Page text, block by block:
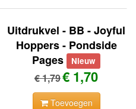
Uitdrukvel - BB - Joyful
Hoppers - Pondside
Pages
Nieuw
€ 1,79€ 1,70
Toevoegen